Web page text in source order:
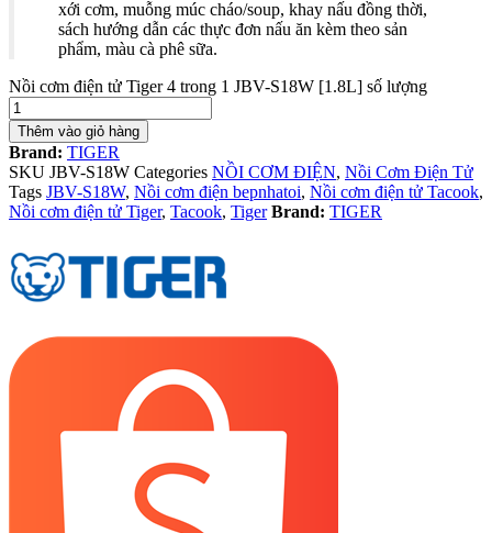
xới cơm, muỗng múc cháo/soup, khay nấu đồng thời,
sách hướng dẫn các thực đơn nấu ăn kèm theo sản
phẩm, màu cà phê sữa.
Nồi cơm điện tử Tiger 4 trong 1 JBV-S18W [1.8L] số lượng
Thêm vào giỏ hàng
Brand: TIGER
SKU JBV-S18W Categories NỒI CƠM ĐIỆN, Nồi Cơm Điện Tử
Tags JBV-S18W, Nồi cơm điện bepnhatoi, Nồi cơm điện tử Tacook,
Nồi cơm điện tử Tiger, Tacook, Tiger Brand: TIGER